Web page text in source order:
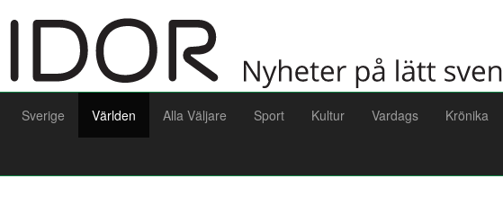
Sverige Världen Alla Väljare Sport Kultur Vardags Krönika